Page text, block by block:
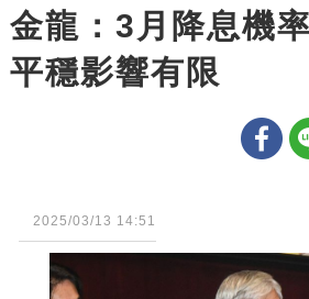
金龍：3月降息機
平穩影響有限
2025/03/13 14:51